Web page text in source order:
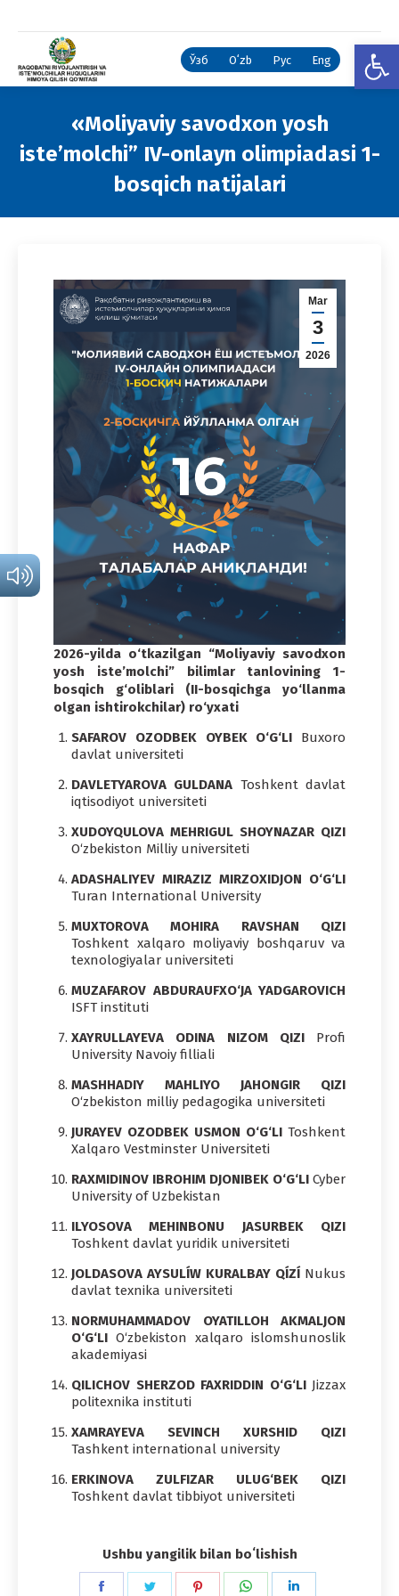
Ўзб Oʻzb Рус Eng
«Moliyaviy savodxon yosh
iste’molchi” IV-onlayn olimpiadasi 1-
bosqich natijalari
Mar
3
2026
2026-yilda o‘tkazilgan “Moliyaviy savodxon
yosh iste’molchi” bilimlar tanlovining 1-
bosqich g‘oliblari (II-bosqichga yo‘llanma
olgan ishtirokchilar) ro‘yxati
SAFAROV OZODBEK OYBEK O‘G‘LI Buxoro
davlat universiteti
DAVLETYAROVA GULDANA Toshkent davlat
iqtisodiyot universiteti
XUDOYQULOVA MEHRIGUL SHOYNAZAR QIZI
O‘zbekiston Milliy universiteti
ADASHALIYEV MIRAZIZ MIRZOXIDJON O‘G‘LI
Turan International University
MUXTOROVA MOHIRA RAVSHAN QIZI
Toshkent xalqaro moliyaviy boshqaruv va
texnologiyalar universiteti
MUZAFAROV ABDURAUFXO‘JA YADGAROVICH
ISFT instituti
XAYRULLAYEVA ODINA NIZOM QIZIProfi
University Navoiy filliali
MASHHADIY MAHLIYO JAHONGIR QIZI
O‘zbekiston milliy pedagogika universiteti
JURAYEV OZODBEK USMON O‘G‘LI Toshkent
Xalqaro Vestminster Universiteti
RAXMIDINOV IBROHIM DJONIBEK O‘G‘LI Cyber
University of Uzbekistan
ILYOSOVA MEHINBONU JASURBEK QIZI
Toshkent davlat yuridik universiteti
JOLDASOVA AYSULÍW KURALBAY QÍZÍ Nukus
davlat texnika universiteti
NORMUHAMMADOV OYATILLOH AKMALJON
O‘G‘LI O‘zbekiston xalqaro islomshunoslik
akademiyasi
QILICHOV SHERZOD FAXRIDDIN O‘G‘LIJizzax
politexnika instituti
XAMRAYEVA SEVINCH XURSHID QIZI
Tashkent international university
ERKINOVA ZULFIZAR ULUG‘BEK QIZI
Toshkent davlat tibbiyot universiteti
Ushbu yangilik bilan boʻlishish
Share Share Share Share